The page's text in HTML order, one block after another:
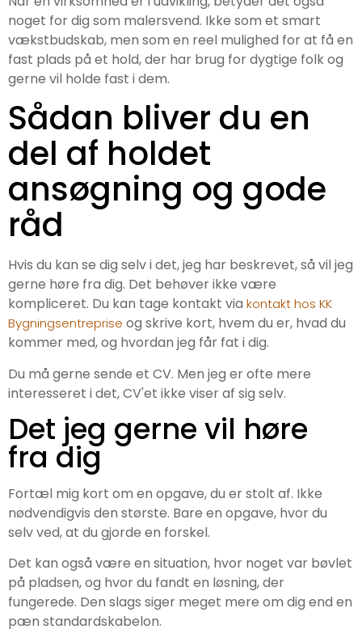
noget for dig som malersvend. Ikke som et smart
vækstbudskab, men som en reel mulighed for at få en
fast plads på et hold, der har brug for dygtige folk og
gerne vil holde fast i dem.
Sådan bliver du en
del af holdet
ansøgning og gode
råd
Hvis du kan se dig selv i det, jeg har beskrevet, så vil jeg
gerne høre fra dig. Det behøver ikke være
kompliceret. Du kan tage kontakt via kontakt hos KK
Bygningsentreprise og skrive kort, hvem du er, hvad du
kommer med, og hvordan jeg får fat i dig.
Du må gerne sende et CV. Men jeg er ofte mere
interesseret i det, CV'et ikke viser af sig selv.
Det jeg gerne vil høre
fra dig
Fortæl mig kort om en opgave, du er stolt af. Ikke
nødvendigvis den største. Bare en opgave, hvor du
selv ved, at du gjorde en forskel.
Det kan også være en situation, hvor noget var bøvlet
på pladsen, og hvor du fandt en løsning, der
fungerede. Den slags siger meget mere om dig end en
pæn standardskabelon.